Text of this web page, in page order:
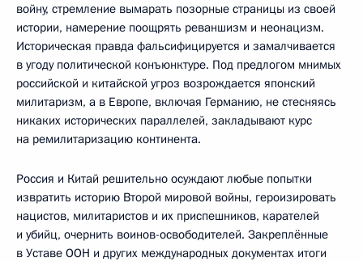
войну, стремление вымарать позорные страницы из своей
истории, намерение поощрять реваншизм и неонацизм.
Историческая правда фальсифицируется и замалчивается
в угоду политической конъюнктуре. Под предлогом мнимых
российской и китайской угроз возрождается японский
милитаризм, а в Европе, включая Германию, не стесняясь
никаких исторических параллелей, закладывают курс
на ремилитаризацию континента.
Россия и Китай решительно осуждают любые попытки
извратить историю Второй мировой войны, героизировать
нацистов, милитаристов и их приспешников, карателей
и убийц, очернить воинов-освободителей. Закреплённые
в Уставе ООН и других международных документах итоги